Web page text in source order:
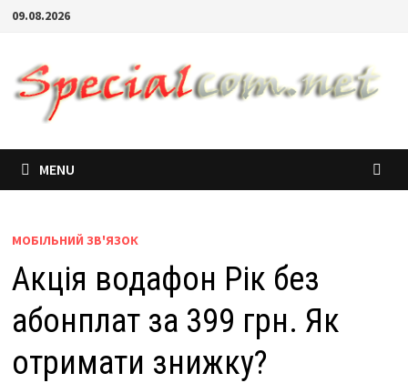
09.08.2026
MENU
МОБІЛЬНИЙ ЗВ'ЯЗОК
Акція водафон Рік без
абонплат за 399 грн. Як
отримати знижку?